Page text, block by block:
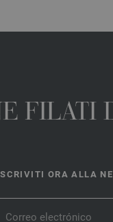
FILATI
ORA ALLA